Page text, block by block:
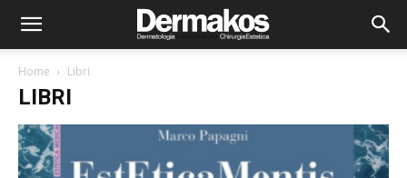
Home Libri
LIBRI